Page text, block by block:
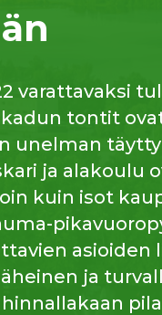
varattavaksi
tontit
unelman
ja alakoulu
kuin isot
asioiden
ja